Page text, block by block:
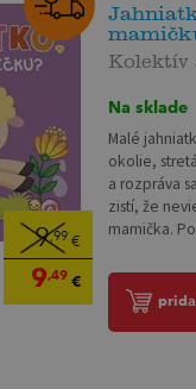
9,99 €
9,49€
Kolektív
Na sklade
Malé
okolie,
a rozpráva
zistí, že
mamička.